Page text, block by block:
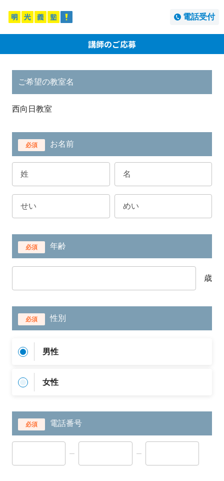
電話受付
講師のご応募
ご希望の教室名
西向日教室
必須 お名前
必須 年齢
歳
必須 性別
男性
女性
必須 電話番号